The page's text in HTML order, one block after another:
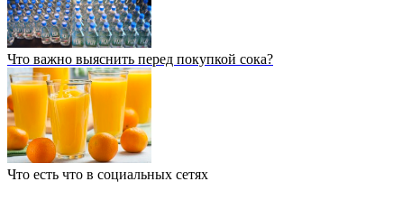
Что важно выяснить перед покупкой сока?
Что есть что в социальных сетях